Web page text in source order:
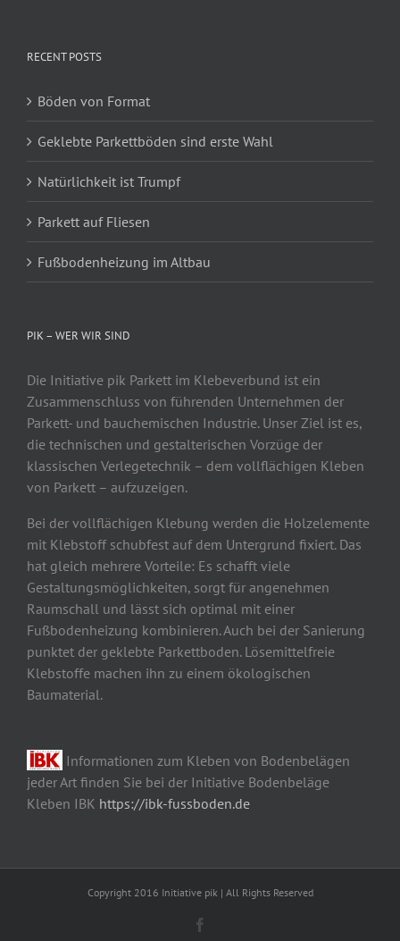
RECENT POSTS
Böden von Format
Geklebte Parkettböden sind erste Wahl
Natürlichkeit ist Trumpf
Parkett auf Fliesen
Fußbodenheizung im Altbau
PIK – WER WIR SIND
Die Initiative pik Parkett im Klebeverbund ist ein
Zusammenschluss von führenden Unternehmen der
Parkett- und bauchemischen Industrie. Unser Ziel ist es,
die technischen und gestalterischen Vorzüge der
klassischen Verlegetechnik – dem vollflächigen Kleben
von Parkett – aufzuzeigen.
Bei der vollflächigen Klebung werden die Holzelemente
mit Klebstoff schubfest auf dem Untergrund fixiert. Das
hat gleich mehrere Vorteile: Es schafft viele
Gestaltungsmöglichkeiten, sorgt für angenehmen
Raumschall und lässt sich optimal mit einer
Fußbodenheizung kombinieren. Auch bei der Sanierung
punktet der geklebte Parkettboden. Lösemittelfreie
Klebstoffe machen ihn zu einem ökologischen
Baumaterial.
Informationen zum Kleben von Bodenbelägen
jeder Art finden Sie bei der Initiative Bodenbeläge
Kleben IBK https://ibk-fussboden.de
Copyright 2016 Initiative pik | All Rights Reserved